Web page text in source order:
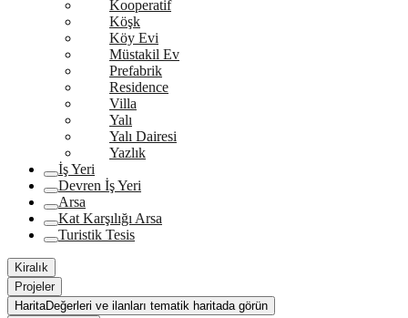
Kooperatif
Köşk
Köy Evi
Müstakil Ev
Prefabrik
Residence
Villa
Yalı
Yalı Dairesi
Yazlık
İş Yeri
Devren İş Yeri
Arsa
Kat Karşılığı Arsa
Turistik Tesis
Kiralık
Projeler
HaritaDeğerleri ve ilanları tematik haritada görün